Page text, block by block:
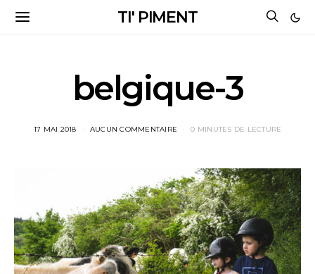
TI' PIMENT
belgique-3
17 MAI 2018 AUCUN COMMENTAIRE 0 MINUTES DE LECTURE